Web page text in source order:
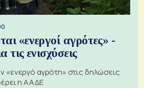
«ενεργοί αγρότες» -
τις ενισχύσεις
«ενεργό αγρότη» στις δηλώσεις
η ΑΑΔΕ